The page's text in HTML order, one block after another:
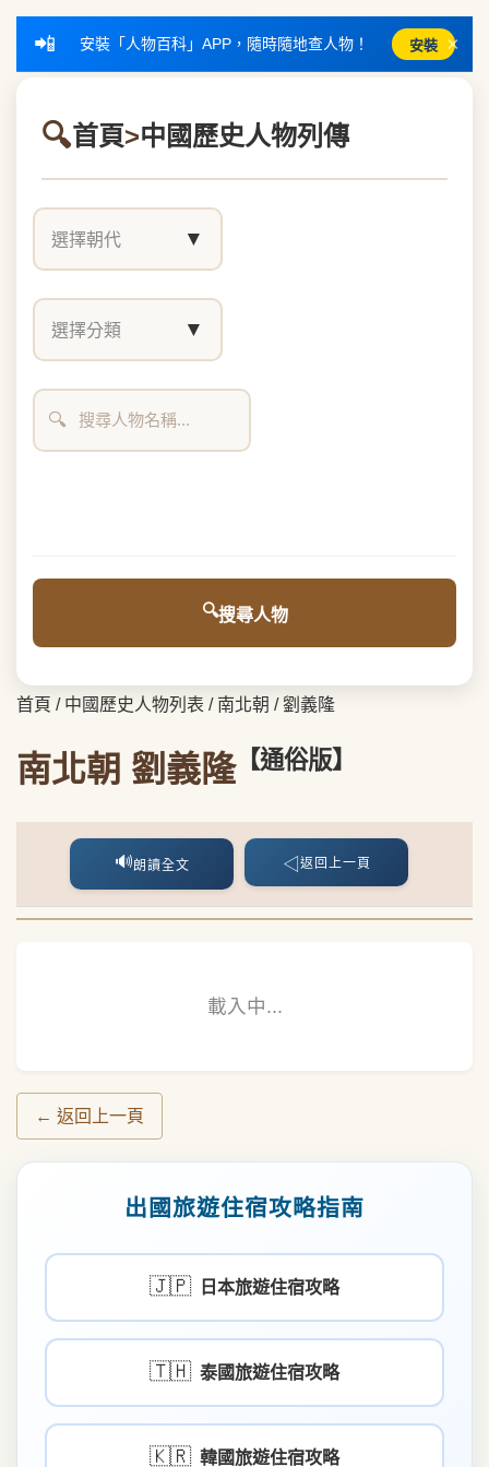
📲 安裝「人物百科」APP，隨時隨地查人物！ 安裝 ×
首頁>中國歷史人物列傳
選擇朝代 ▼
選擇分類 ▼
搜尋人物
首頁 / 中國歷史人物列表 / 南北朝 / 劉義隆
南北朝 劉義隆【通俗版】
🔊朗讀全文 ◁ 返回上一頁
載入中...
← 返回上一頁
出國旅遊住宿攻略指南
🇯🇵 日本旅遊住宿攻略
🇹🇭 泰國旅遊住宿攻略
🇰🇷 韓國旅遊住宿攻略